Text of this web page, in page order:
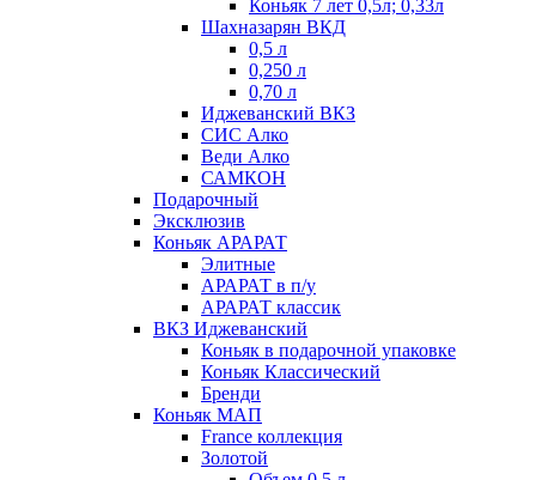
Коньяк 7 лет 0,5л; 0,33л
Шахназарян ВКД
0,5 л
0,250 л
0,70 л
Иджеванский ВКЗ
СИС Алко
Веди Алко
САМКОН
Подарочный
Эксклюзив
Коньяк АРАРАТ
Элитные
АРАРАТ в п/у
АРАРАТ классик
ВКЗ Иджеванский
Коньяк в подарочной упаковке
Коньяк Классический
Бренди
Коньяк МАП
France коллекция
Золотой